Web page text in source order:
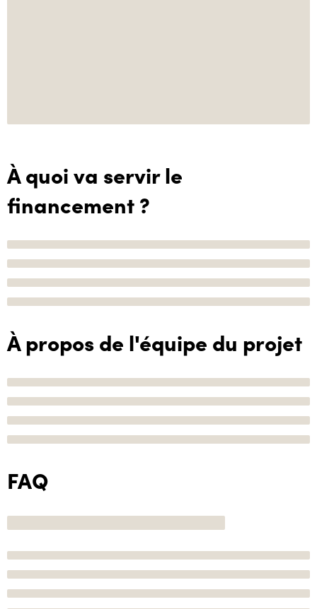
À quoi va servir le
financement ?
À propos de l'équipe du projet
FAQ